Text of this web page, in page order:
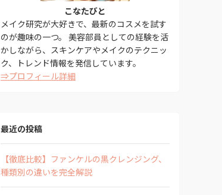
こなたびと
メイク研究が大好きで、最新のコスメを試す
のが趣味の一つ。 美容部員としての経験を活
かしながら、スキンケアやメイクのテクニッ
ク、トレンド情報を発信しています。
⇒プロフィール詳細
最近の投稿
【徹底比較】ファンケルの黒クレンジング、
種類別の違いを完全解説